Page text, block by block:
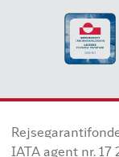
IATA agent nr. 17